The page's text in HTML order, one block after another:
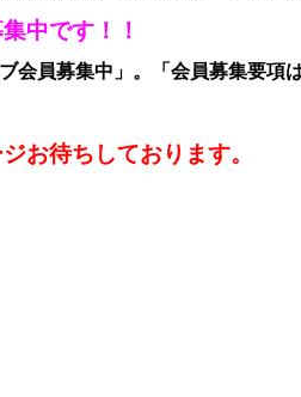
中です！！
会員募集中」。「会員募集要項
お待ちしております。